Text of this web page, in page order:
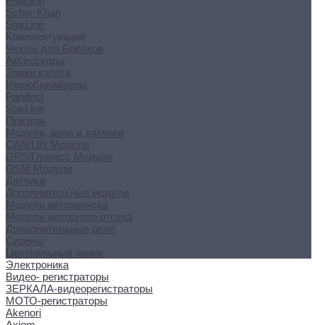
Scher-Khan
StarLine
Комплектующие
Чехлы для Брелков
Аксессуары
Замки капота
Иммобилайзеры
Pandect
StarLine
Призрак
Модули, реле и датчики
CAN/LIN Модули
GPS/Глонасс Модули
GSM Модули
Датчики
Дополнительные модули
Модули автозапуска
Модули моторного отсека
Дополнительные реле
Сирены
Центральный замок
Электроника
Видео- регистраторы
ЗЕРКАЛА-видеорегистраторы
МОТО-регистраторы
Akenori